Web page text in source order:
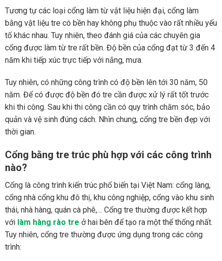
Tương tự các loại cổng làm từ vật liệu hiện đại, cổng làm
bằng vật liệu tre có bền hay không phụ thuộc vào rất nhiều yếu
tố khác nhau. Tuy nhiên, theo đánh giá của các chuyên gia
cổng được làm từ tre rất bền. Độ bền của cổng đạt từ 3 đến 4
năm khi tiếp xúc trực tiếp với nắng, mưa.
Tuy nhiên, có những công trình có độ bền lên tới 30 năm, 50
năm. Để có được độ bền đó tre cần được xử lý rất tốt trước
khi thi công. Sau khi thi công cần có quy trình chăm sóc, bảo
quản và vệ sinh đúng cách. Nhìn chung, cổng tre bền đẹp với
thời gian.
Cổng bằng tre trúc phù hợp với các công trình
nào?
Cổng là công trình kiến trúc phổ biến tại Việt Nam: cổng làng,
cổng nhà cổng khu đô thị, khu công nghiệp, cổng vào khu sinh
thái, nhà hàng, quán cà phê,… Cổng tre thường được kết hợp
với làm hàng rào tre ở hai bên để tạo ra một thể thống nhất.
Tuy nhiên, cổng tre thường được ứng dụng trong các công
trình: